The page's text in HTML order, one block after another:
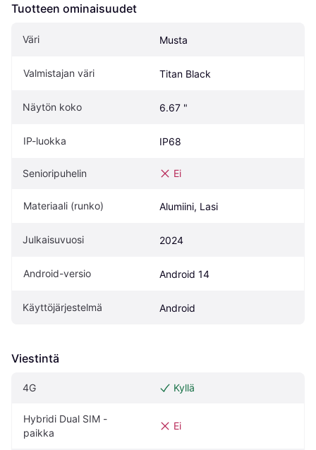
Tuotteen ominaisuudet
Väri Musta
Valmistajan väri Titan Black
Näytön koko 6.67 "
IP-luokka IP68
Senioripuhelin Ei
Materiaali (runko) Alumiini, Lasi
Julkaisuvuosi 2024
Android-versio Android 14
Käyttöjärjestelmä Android
Viestintä
4G Kyllä
Hybridi Dual SIM -
paikka
Ei